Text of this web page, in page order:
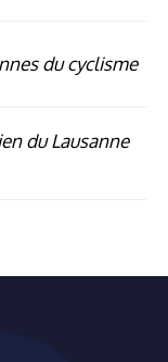
du cyclisme
du Lausanne